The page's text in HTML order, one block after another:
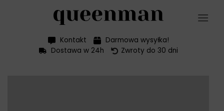
Kontakt
Darmowa wysyłka!
Dostawa w 24h
Zwroty do 30 dni